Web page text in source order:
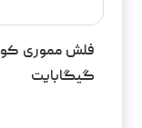
گیگابایت